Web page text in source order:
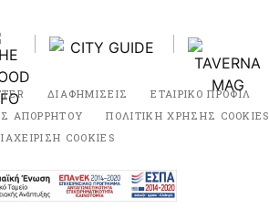
ΔΙΑΦΗΜΙΣΕΙΣ ΕΤΑΙΡΙΚΟ ΠΡΟΦΙΛ
ΑΠΟΡΡΗΤΟΥ
ΠΟΛΙΤΙΚΗ ΧΡΗΣΗΣ COOKIES
COOKIES